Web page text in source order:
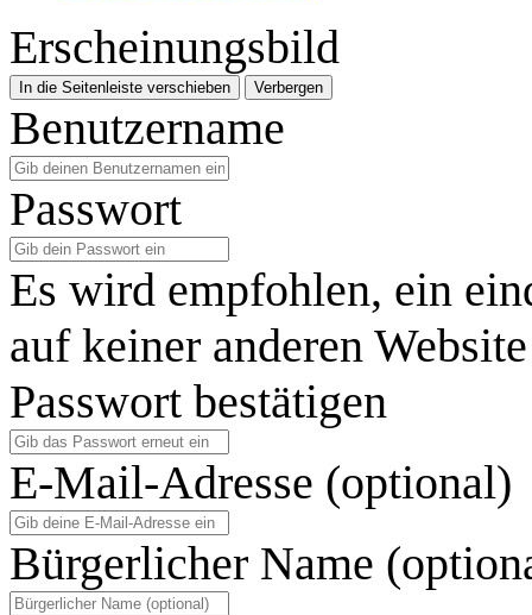
Erscheinungsbild
In die Seitenleiste verschieben Verbergen
Benutzername
Passwort
Es wird empfohlen, ein
auf keiner anderen
Passwort bestätigen
E-Mail-Adresse (optional)
Bürgerlicher Name